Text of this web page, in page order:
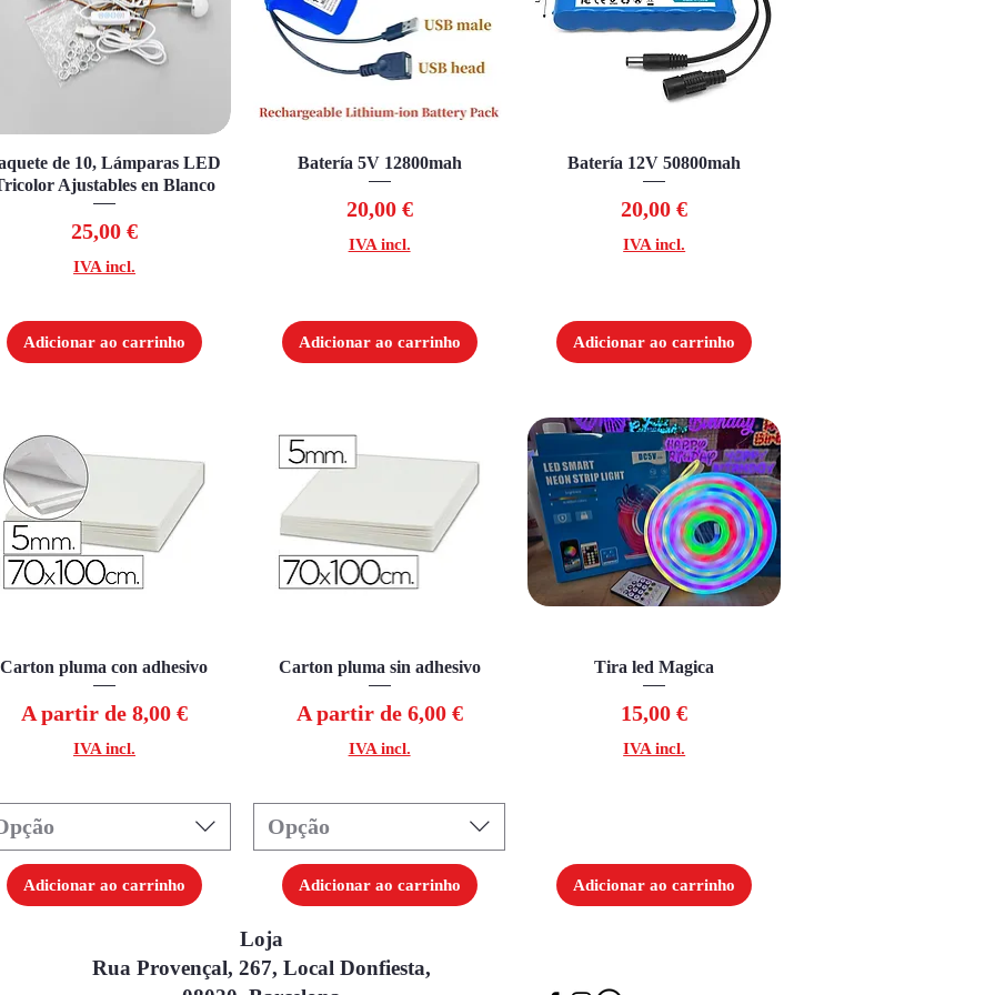
Visualização rápida
de 10, Lámparas LED
Ajustables en Blanco
Preço
25,00 €
IVA incl.
Adicionar ao carrinho
Visualização rápida
Batería 5V 12800mah
Preço
20,00 €
IVA incl.
Adicionar ao carrinho
Visualização rápida
Batería 12V 50800mah
Preço
20,00 €
IVA incl.
Adicionar ao carrinho
Visualização rápida
Carton pluma con adhesivo
A partir de 8,00 €
Preço promocional
IVA incl.
Adicionar ao carrinho
Visualização rápida
Carton pluma sin adhesivo
A partir de 6,00 €
Preço promocional
IVA incl.
Opção
Adicionar ao carrinho
Visualização rápida
Tira led Magica
Preço
15,00 €
IVA incl.
Adicionar ao carrinho
Loja
Rua Provençal, 267, Local Donfiesta,